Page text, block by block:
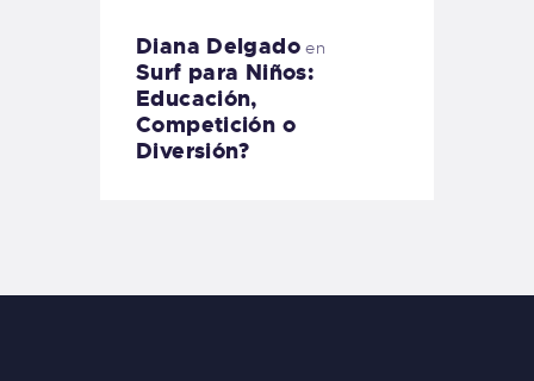
Diana Delgadoen
Surf para Niños:
Educación,
Competición o
Diversión?